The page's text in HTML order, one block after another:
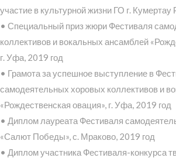
участие в культурной жизни ГО г. Кумертау
• Специальный приз жюри Фестиваля
коллективов и вокальных ансамблей
г. Уфа, 2019 год
• Грамота за успешное выступление в
самодеятельных хоровых коллективов и
«Рождественская овация», г. Уфа, 2019 год
• Диплом лауреата Фестиваля
«Салют Победы», с. Мраково, 2019 год
• Диплом участника Фестиваля-конкурса